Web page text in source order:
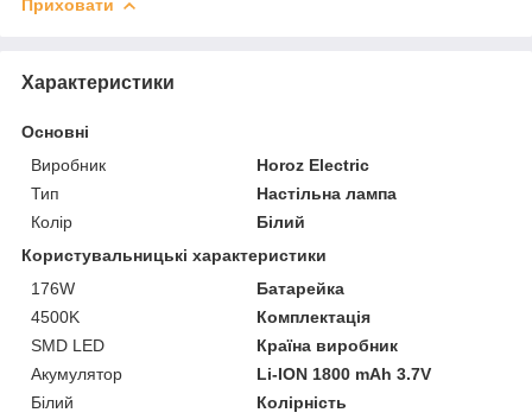
Приховати
Характеристики
Основні
Виробник
Horoz Electric
Тип
Настільна лампа
Колір
Білий
Користувальницькі характеристики
176W
Батарейка
4500K
Комплектація
SMD LED
Країна виробник
Акумулятор
Li-ION 1800 mAh 3.7V
Білий
Колірність